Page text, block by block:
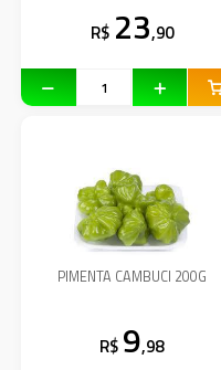
R$ 23,90
PIMENTA CAMBUCI 200G
R$ 9,98